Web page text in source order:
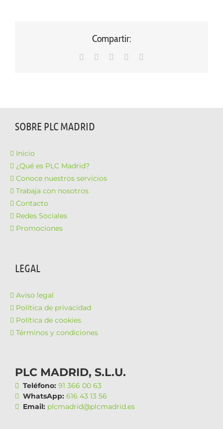
Compartir:
WhatsAppLinkedInFacebook
SOBRE PLC MADRID
Inicio
¿Qué es PLC Madrid?
Conoce nuestros servicios
Trabaja con nosotros
Contacto
Redes Sociales
Promociones
LEGAL
Aviso legal
Política de privacidad
Política de cookies
Términos y condiciones
PLC MADRID, S.L.U.
Teléfono: 91 366 00 63
WhatsApp: 616 43 13 56
Email: plcmadrid@plcmadrid.es